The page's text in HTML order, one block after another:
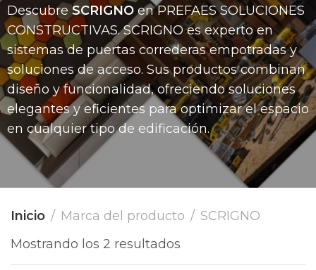
DescubreSCRIGNOen PREFAES SOLUCIONES
CONSTRUCTIVAS. SCRIGNO es experto en
sistemas de puertas correderas empotradas y
soluciones de acceso. Sus productos combinan
diseño y funcionalidad, ofreciendo soluciones
elegantes y eficientes para optimizar el espacio
en cualquier tipo de edificación.
Inicio Marca del producto
SCRIGNO
Mostrando los 2 resultados